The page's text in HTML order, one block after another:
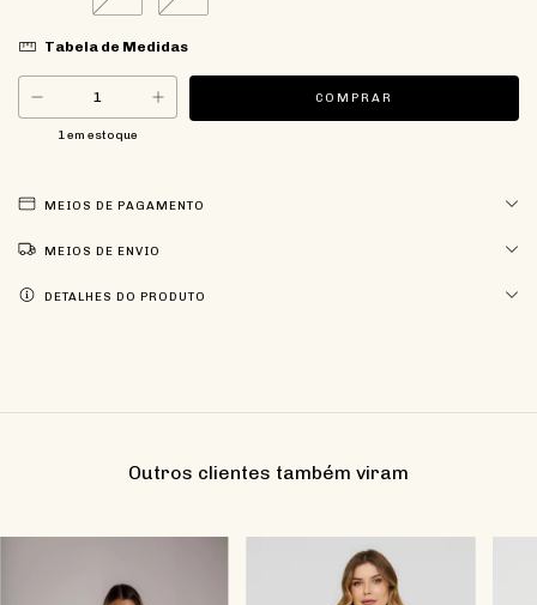
Tabela de Medidas
1em estoque
MEIOS DE PAGAMENTO
MEIOS DE ENVIO
DETALHES DO PRODUTO
Outros clientes também viram